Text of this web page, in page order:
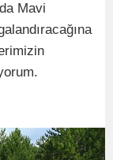
Mavi